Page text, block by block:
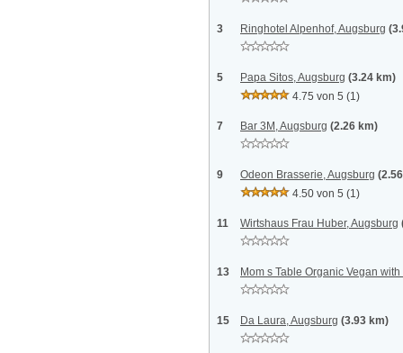
3 Ringhotel Alpenhof, Augsburg
5 Papa Sitos, Augsburg (3.24 km)
4.75 von 5 (1)
7 Bar 3M, Augsburg (2.26 km)
9 Odeon Brasserie, Augsburg
4.50 von 5 (1)
11 Wirtshaus Frau Huber, Augsburg
13 Mom s Table Organic Vegan
15 Da Laura, Augsburg (3.93 km)